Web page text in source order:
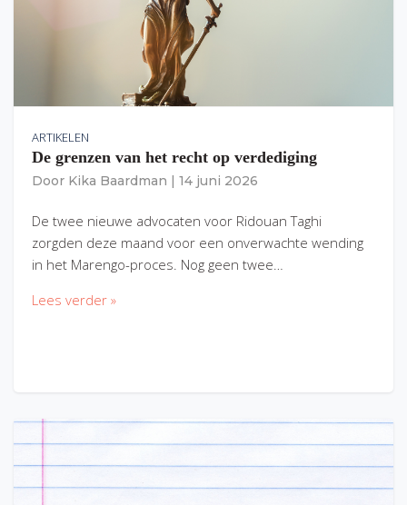
ARTIKELEN
De grenzen van het recht op verdediging
Door Kika Baardman 14 juni 2026
De twee nieuwe advocaten voor Ridouan Taghi
zorgden deze maand voor een onverwachte wending
in het Marengo-proces. Nog geen twee…
Lees verder »